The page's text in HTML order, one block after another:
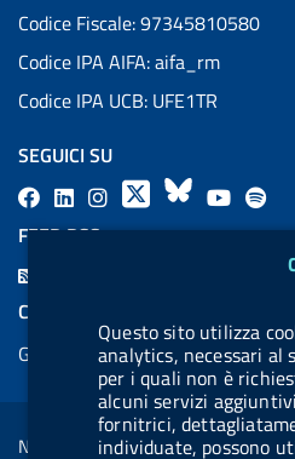
Questo sito utilizza
analytics, necessari al
per i quali non è
alcuni servizi
fornitrici,
individuate, possono
Codice Fiscale: 97345810580
Codice IPA AIFA: aifa_rm
Codice IPA UCB: UFE1TR
SEGUICI SU
F
a
L
i
a
l
.
b
u
X
B
l
s
k
y
Y
o
u
b
e
l
a
l
.
b
u
FEED RSS
COOKIES
Gestione cookie
Sezione Link Utili
Note legali